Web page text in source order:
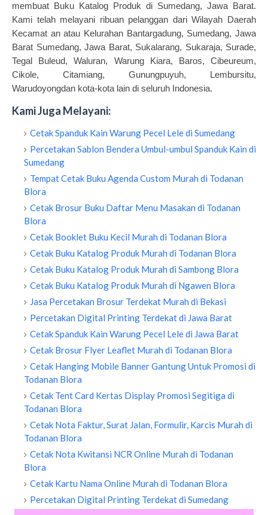
membuat Buku Katalog Produk di Sumedang, Jawa Barat.
Kami telah melayani ribuan pelanggan dari Wilayah Daerah
Kecamat an atau Kelurahan Bantargadung, Sumedang, Jawa
Barat Sumedang, Jawa Barat, Sukalarang, Sukaraja, Surade,
Tegal Buleud, Waluran, Warung Kiara, Baros, Cibeureum,
Cikole, Citamiang, Gunungpuyuh, Lembursitu,
Warudoyongdan kota-kota lain di seluruh Indonesia.
Kami Juga Melayani:
Cetak Spanduk Kain Warung Pecel Lele di Sumedang
Percetakan Sablon Bendera Umbul-umbul Spanduk Kain di
Sumedang
Tempat Cetak Buku Agenda Custom Murah di Todanan
Blora
Cetak Brosur Buku Daftar Menu Masakan di Todanan
Blora
Cetak Booklet Buku Kecil Murah di Todanan Blora
Cetak Buku Katalog Produk Murah di Todanan Blora
Cetak Buku Katalog Produk Murah di Sambong Blora
Cetak Buku Katalog Produk Murah di Ngawen Blora
Jasa Percetakan Brosur Terdekat Murah di Bekasi
Percetakan Digital Printing Terdekat di Jawa Barat
Cetak Spanduk Kain Warung Pecel Lele di Jawa Barat
Cetak Brosur Flyer Leaflet Murah di Todanan Blora
Cetak Hanging Mobile Banner Gantung Untuk Promosi di
Todanan Blora
Cetak Tent Card Kertas Display Promosi Segitiga di
Todanan Blora
Cetak Nota Faktur, Surat Jalan, Formulir, Karcis Murah di
Todanan Blora
Cetak Nota Kwitansi NCR Online Murah di Todanan
Blora
Cetak Kartu Nama Online Murah di Todanan Blora
Percetakan Digital Printing Terdekat di Sumedang